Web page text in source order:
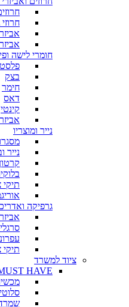
חרוזי
חומרי לישה
בצק
חימר
דאס
קינטי
נייר ומוצריו
נייר
תיקי
גרפיקה
תיקי
ציוד למשרד
HAVE